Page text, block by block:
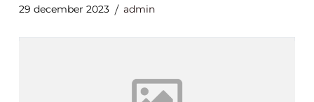
29 december 2023 admin